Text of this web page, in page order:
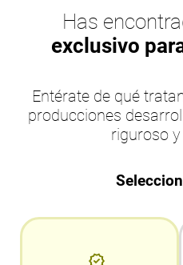
Has
exclusivo
Entérate de qué
producciones
riguroso